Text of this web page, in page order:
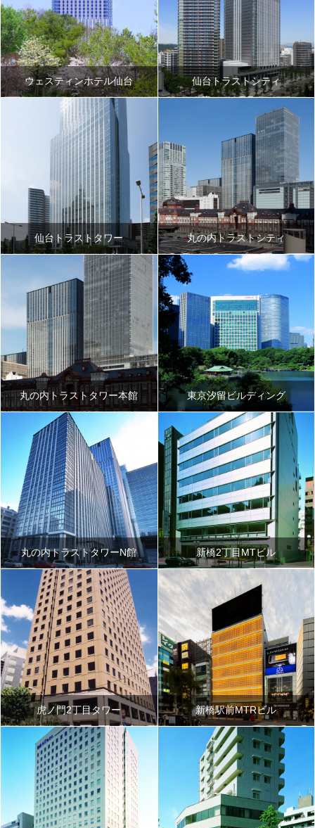
ウェスティンホテル仙台 仙台トラストシティ
仙台トラストタワー 丸の内トラストシティ
丸の内トラストタワー本館 東京汐留ビルディング
丸の内トラストタワーN館 新橋2丁目MTビル
虎ノ門2丁目タワー 新橋駅前MTRビル